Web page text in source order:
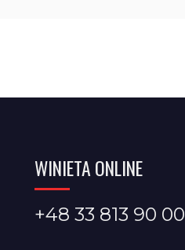
WINIETA ONLINE
+48 33 813 90 00